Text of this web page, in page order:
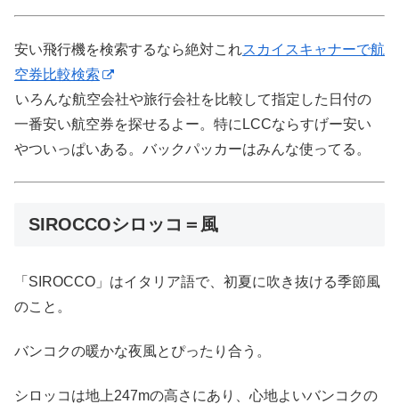
安い飛行機を検索するなら絶対これスカイスキャナーで航
空券比較検索
いろんな航空会社や旅行会社を比較して指定した日付の
一番安い航空券を探せるよー。特にLCCならすげー安い
やついっぱいある。バックパッカーはみんな使ってる。
SIROCCOシロッコ＝風
「SIROCCO」はイタリア語で、初夏に吹き抜ける季節風
のこと。
バンコクの暖かな夜風とぴったり合う。
シロッコは地上247mの高さにあり、心地よいバンコクの